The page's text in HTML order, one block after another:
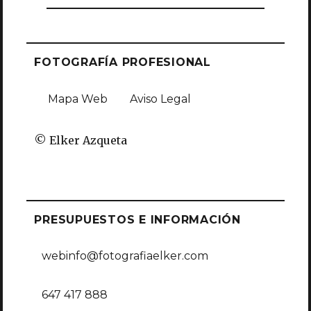
FOTOGRAFÍA PROFESIONAL
Mapa Web Aviso Legal
© Elker Azqueta
PRESUPUESTOS E INFORMACIÓN
webinfo@fotografiaelker.com
647 417 888